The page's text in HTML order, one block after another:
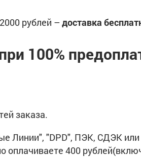
рублей –доставка
100%
заказа.
Линии", "DPD", ПЭК, СДЭК или
оплачиваете 400